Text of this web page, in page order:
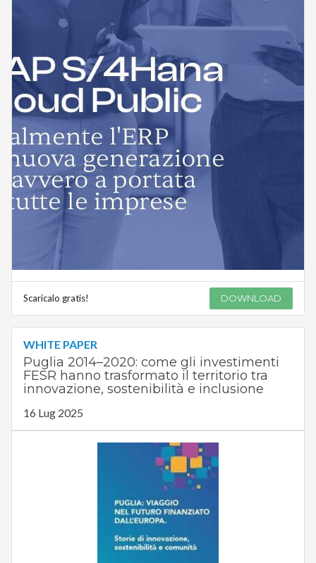
Scaricalo gratis! DOWNLOAD
WHITE PAPER
Puglia 2014–2020: come gli investimenti
FESR hanno trasformato il territorio tra
innovazione, sostenibilità e inclusione
16 Lug 2025